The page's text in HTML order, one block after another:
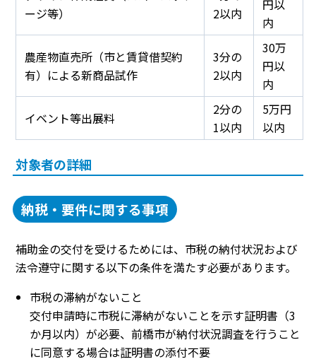
ージ等）
2以内
円以
内
農産物直売所（市と賃貸借契約
有）による新商品試作
3分の
2以内
30万
円以
内
イベント等出展料
2分の
1以内
5万円
以内
対象者の詳細
納税・要件に関する事項
補助金の交付を受けるためには、市税の納付状況および
法令遵守に関する以下の条件を満たす必要があります。
市税の滞納がないこと
交付申請時に市税に滞納がないことを示す証明書（3
か月以内）が必要、前橋市が納付状況調査を行うこと
に同意する場合は証明書の添付不要